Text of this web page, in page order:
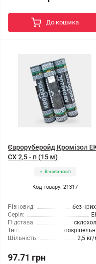
До кошика
Євроруберойд Кромізол
СХ 2,5 - п (15 м)
В наявності
Код товару: 21317
Різновид:
без
Серія:
Підстава:
Тип:
Щільність:
2,5
97.71 грн